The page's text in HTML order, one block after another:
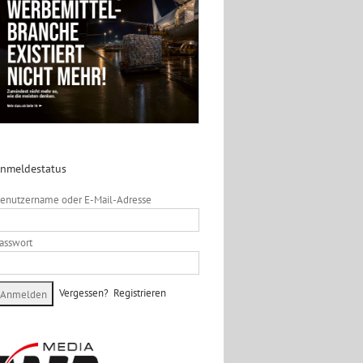
oder E-Mail-Adresse
Vergessen? Registrieren